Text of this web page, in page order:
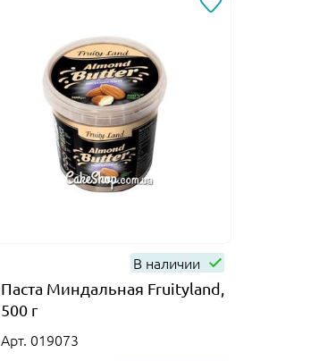
В наличии
Паста Миндальная Fruityland,
500 г
Арт. 019073